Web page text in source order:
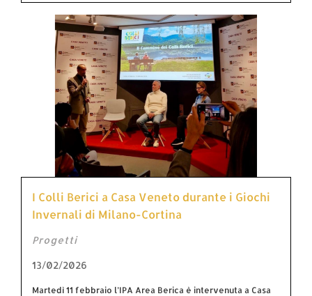
I Colli Berici a Casa Veneto durante i Giochi
Invernali di Milano-Cortina
Progetti
13/02/2026
Martedì 11 febbraio l’IPA Area Berica è intervenuta a Casa